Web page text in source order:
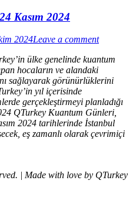
Kasım 2024
2024Leave a comment
ülke genelinde kuantum
hocaların ve alandaki
sağlayarak görünürlüklerini
yıl içerisinde
gerçekleştirmeyi planladığı
QTurkey Kuantum Günleri,
2024 tarihlerinde İstanbul
eş zamanlı olarak çevrimiçi
| Made with love by QTurkey